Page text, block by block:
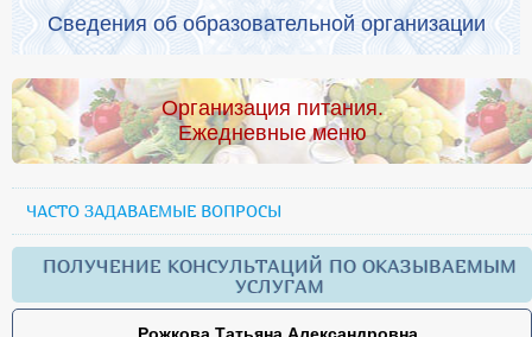
Сведения об образовательной организации
Организация питания.
Ежедневные меню
ЧАСТО ЗАДАВАЕМЫЕ ВОПРОСЫ
ПОЛУЧЕНИЕ КОНСУЛЬТАЦИЙ ПО ОКАЗЫВАЕМЫМ
УСЛУГАМ